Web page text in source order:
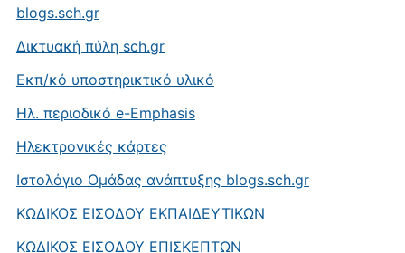
blogs.sch.gr
Δικτυακή πύλη sch.gr
Εκπ/κό υποστηρικτικό υλικό
Ηλ. περιοδικό e-Emphasis
Ηλεκτρονικές κάρτες
Ιστολόγιο Ομάδας ανάπτυξης blogs.sch.gr
ΚΩΔΙΚΟΣ ΕΙΣΟΔΟΥ ΕΚΠΑΙΔΕΥΤΙΚΩΝ
ΚΩΔΙΚΟΣ ΕΙΣΟΔΟΥ ΕΠΙΣΚΕΠΤΩΝ